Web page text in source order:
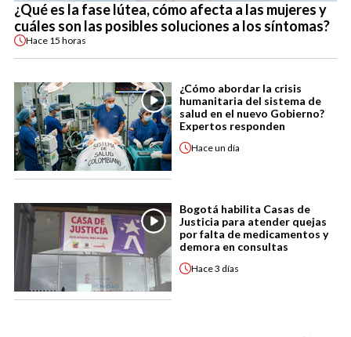
¿Qué es la fase lútea, cómo afecta a las mujeres y
cuáles son las posibles soluciones a los síntomas?
Hace 15 horas
¿Cómo abordar la crisis
humanitaria del sistema de
salud en el nuevo Gobierno?
Expertos responden
Haceun día
Bogotá habilita Casas de
Justicia para atender quejas
por falta de medicamentos y
demora en consultas
Hace3 días